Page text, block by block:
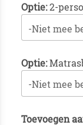
Optie:2-
-Niet mee
Optie:
-Niet mee
Toevoegen